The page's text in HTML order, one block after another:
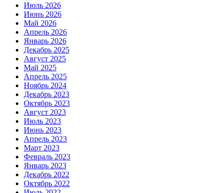
Июль 2026
Июнь 2026
Май 2026
Апрель 2026
Январь 2026
Декабрь 2025
Август 2025
Май 2025
Апрель 2025
Ноябрь 2024
Декабрь 2023
Октябрь 2023
Август 2023
Июль 2023
Июнь 2023
Апрель 2023
Март 2023
Февраль 2023
Январь 2023
Декабрь 2022
Октябрь 2022